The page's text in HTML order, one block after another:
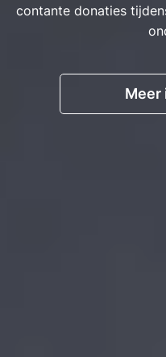
contante donaties
Meer